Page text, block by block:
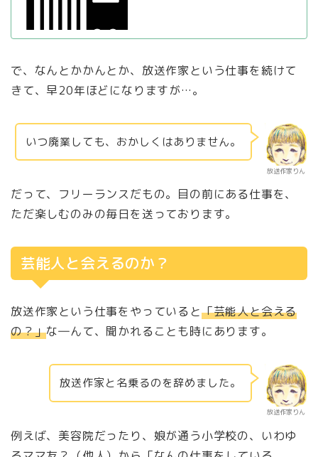
で、なんとかかんとか、放送作家という仕事を続けて
きて、早20年ほどになりますが…。
放送作家りん
いつ廃業しても、おかしくはありません。
だって、フリーランスだもの。目の前にある仕事を、
ただ楽しむのみの毎日を送っております。
芸能人と会えるのか？
放送作家という仕事をやっていると「芸能人と会える
の？」な―んて、聞かれることも時にあります。
放送作家りん
放送作家と名乗るのを辞めました。
例えば、美容院だったり、娘が通う小学校の、いわゆ